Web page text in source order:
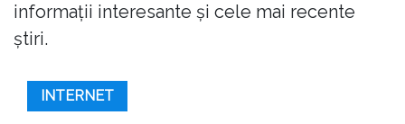
informații interesante și cele mai recente
știri.
INTERNET